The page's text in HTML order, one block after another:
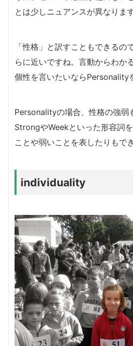
とは少しニュアンスが異なります
「性格」と訳すこともできるの
らに近いですね。言動からわか
個性を言いたいならPersonality
Personalityの場合、性格の強弱
StrongやWeekといった形容詞
ことや弱いことを表したりもで
individuality